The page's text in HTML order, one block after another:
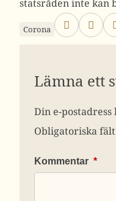
statsråden inte kan
Corona
Lämna ett
Din e-
Obligatoriska
Kommentar *